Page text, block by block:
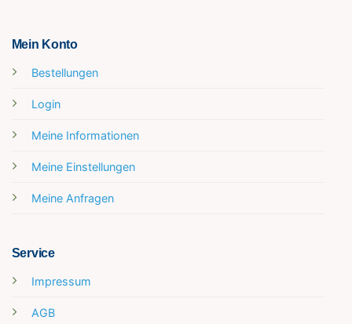
Mein Konto
Bestellungen
Login
Meine Informationen
Meine Einstellungen
Meine Anfragen
Service
Impressum
AGB